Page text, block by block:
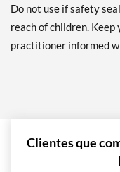
Do not use if safety
reach of children.
practitioner informed
Clientes que